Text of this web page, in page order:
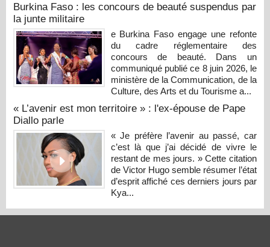
Burkina Faso : les concours de beauté suspendus par
la junte militaire
e Burkina Faso engage une refonte
du cadre réglementaire des
concours de beauté. Dans un
communiqué publié ce 8 juin 2026, le
ministère de la Communication, de la
Culture, des Arts et du Tourisme a...
« L’avenir est mon territoire » : l'ex-épouse de Pape
Diallo parle
« Je préfère l’avenir au passé, car
c’est là que j’ai décidé de vivre le
restant de mes jours. » Cette citation
de Victor Hugo semble résumer l’état
d’esprit affiché ces derniers jours par
Kya...